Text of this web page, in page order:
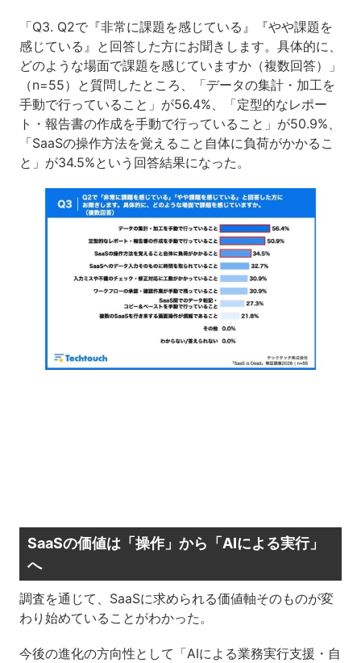
「Q3. Q2で『非常に課題を感じている』『やや課題を
感じている』と回答した方にお聞きします。具体的に、
どのような場面で課題を感じていますか（複数回答）」
（n=55）と質問したところ、「データの集計・加工を
手動で行っていること」が56.4%、「定型的なレポー
ト・報告書の作成を手動で行っていること」が50.9%、
「SaaSの操作方法を覚えること自体に負荷がかかるこ
と」が34.5%という回答結果になった。
SaaSの価値は「操作」から「AIによる実行」
へ
調査を通じて、SaaSに求められる価値軸そのものが変
わり始めていることがわかった。
今後の進化の方向性として「AIによる業務実行支援・自